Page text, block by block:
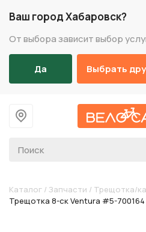
Ваш город Хабаровск?
От выбора зависит выбор
Да Выбрать
Каталог / Запчасти / Трещотка/
Трещотка 8-ск Ventura #5-700164